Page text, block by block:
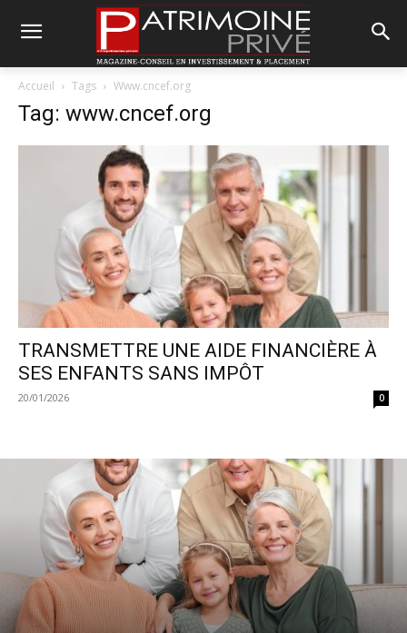
Accueil Tags Www.cncef.org
Tag: www.cncef.org
TRANSMETTRE UNE AIDE FINANCIÈRE À
SES ENFANTS SANS IMPÔT
20/01/2026 0